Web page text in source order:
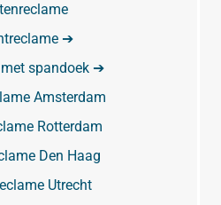
➔
spandoek ➔
Amsterdam
Rotterdam
Den Haag
Utrecht